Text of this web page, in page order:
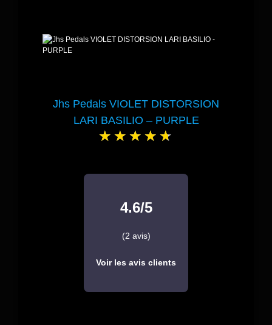
Jhs Pedals VIOLET DISTORSION
LARI BASILIO – PURPLE
4.6/5
(2 avis)
Voir les avis clients